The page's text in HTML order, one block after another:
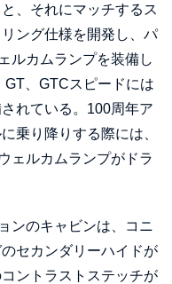
、それにマッチするス
ング仕様を開発し、パ
ルカムランプを装備し
、GTCスピードには
れている。100周年ア
乗り降りする際には、
ェルカムランプがドラ
ンのキャビンは、コニ
セカンダリーハイドが
ントラストステッチが